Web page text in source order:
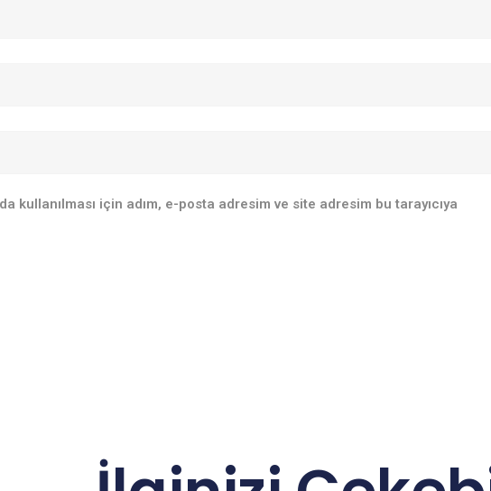
kullanılması için adım, e-posta adresim ve site adresim bu tarayıcıya